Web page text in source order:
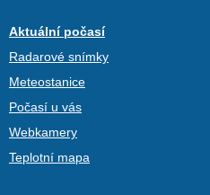
Aktuální počasí
Radarové snímky
Meteostanice
Počasí u vás
Webkamery
Teplotní mapa